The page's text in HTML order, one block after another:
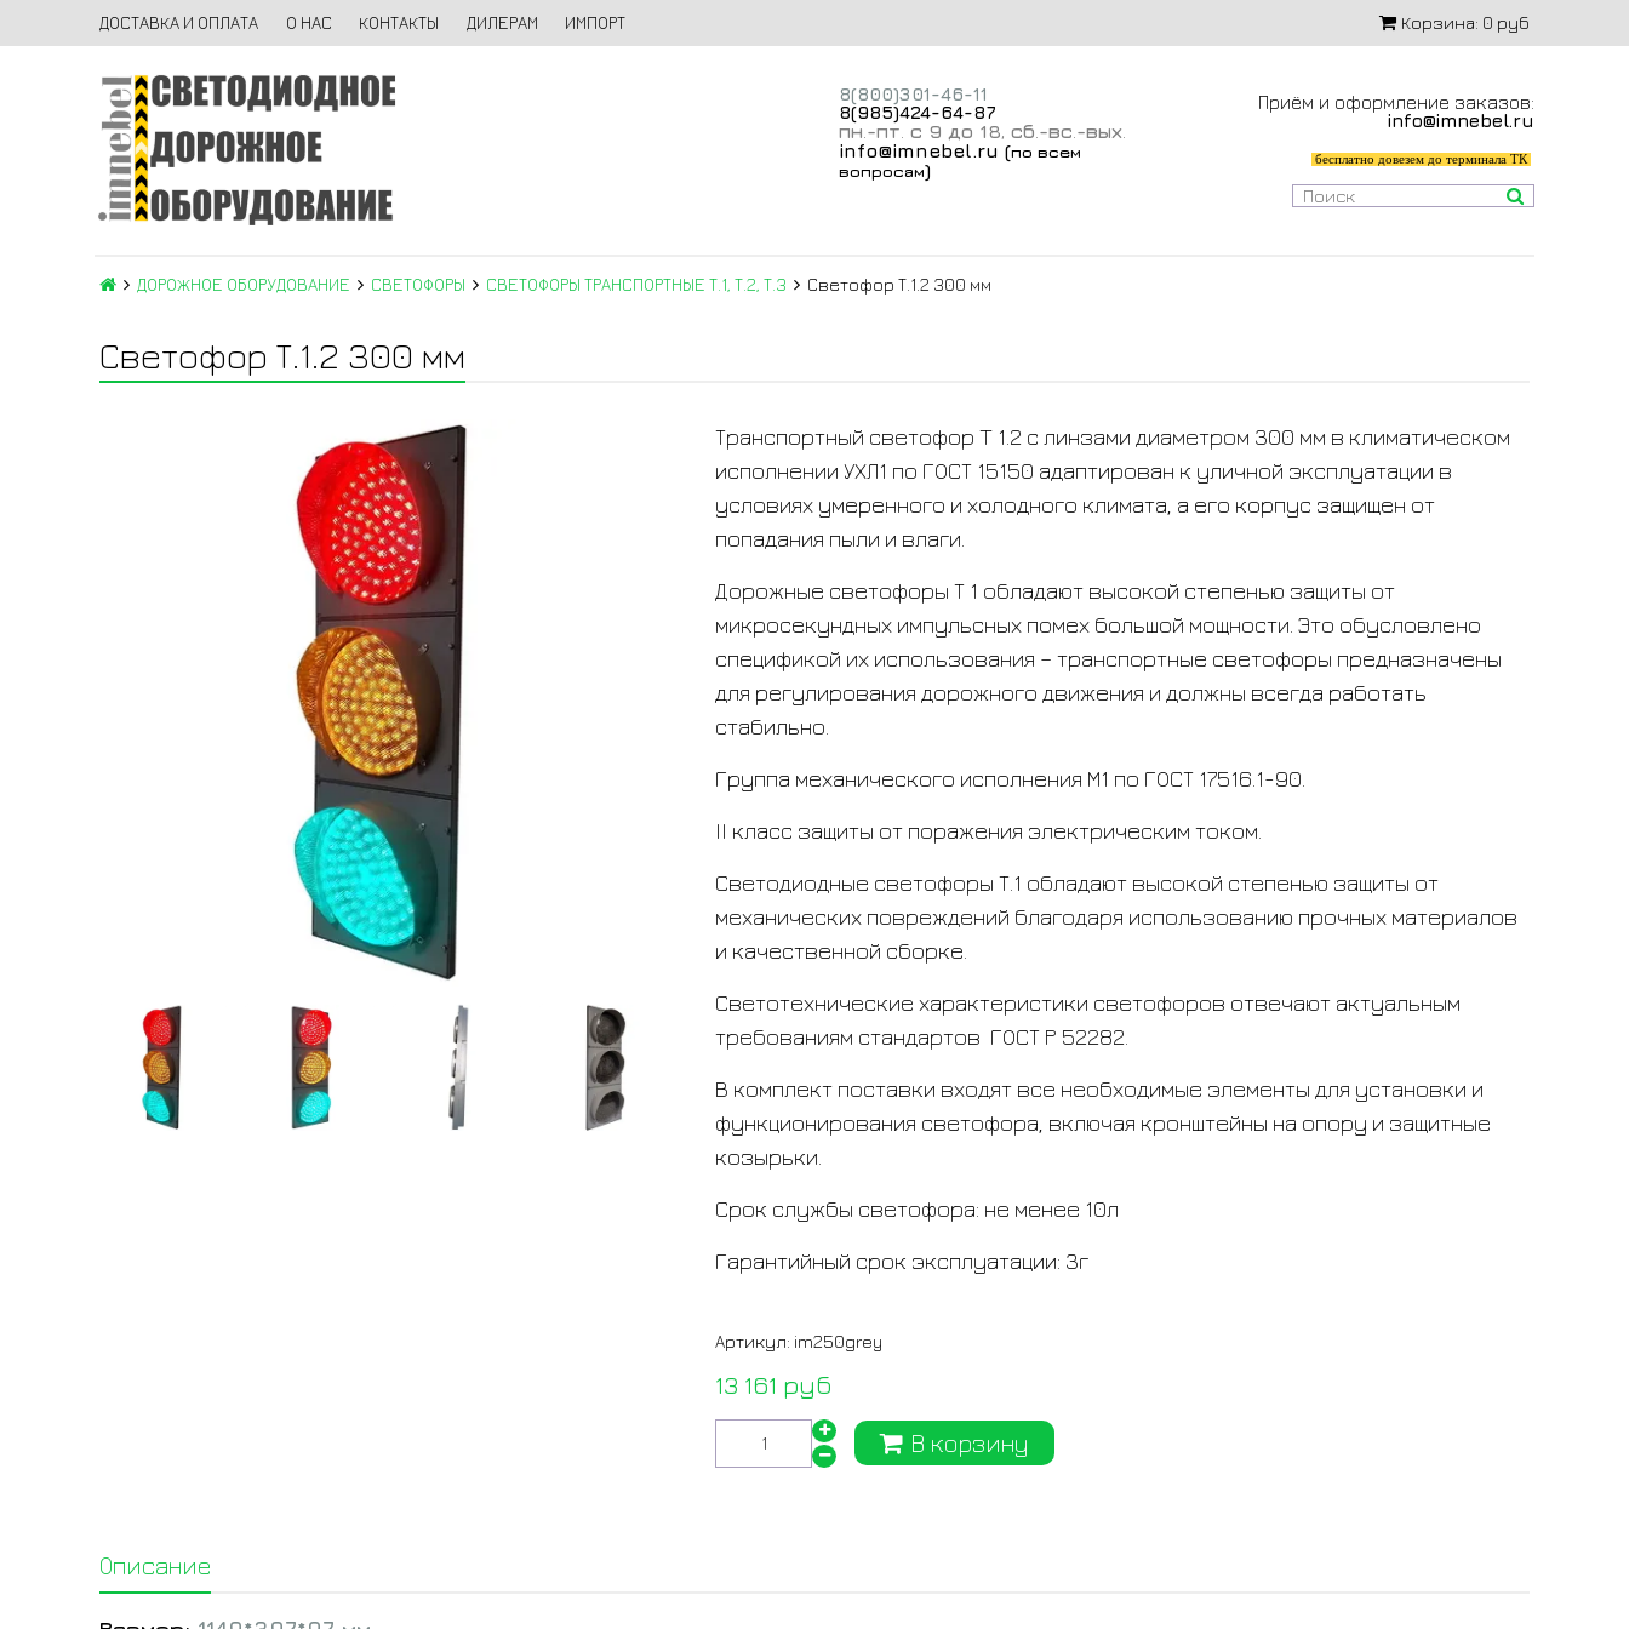
ДОСТАВКА И ОПЛАТА О НАС КОНТАКТЫ ДИЛЕРАМ ИМПОРТ Корзина: 0 руб
8(800)301-46-11
8(985)424-64-87
пн -пт с 9 до 18, сб -вс -вых
info@imnebel.ru (по всем
вопросам)
Приём и оформление заказов:
info@imnebel.ru
бесплатно довезем до терминала ТК
ДОРОЖНОЕ ОБОРУДОВАНИЕ СВЕТОФОРЫ СВЕТОФОРЫ ТРАНСПОРТНЫЕ Т.1, Т.2, Т.3 Светофор Т.1.2 300 мм
Светофор Т.1.2 300 мм
Транспортный светофор T 1.2 с линзами диаметром 300 мм в климатическом
исполнении УХЛ1 по ГОСТ 15150 адаптирован к уличной эксплуатации в
условиях умеренного и холодного климата, а его корпус защищен от
попадания пыли и влаги.
Дорожные светофоры Т 1 обладают высокой степенью защиты от
микросекундных импульсных помех большой мощности. Это обусловлено
спецификой их использования – транспортные светофоры предназначены
для регулирования дорожного движения и должны всегда работать
стабильно.
Группа механического исполнения М1 по ГОСТ 17516.1-90.
II класс защиты от поражения электрическим током.
Светодиодные светофоры Т.1 обладают высокой степенью защиты от
механических повреждений благодаря использованию прочных материалов
и качественной сборке.
Светотехнические характеристики светофоров отвечают актуальным
требованиям стандартов ГОСТ Р 52282.
В комплект поставки входят все необходимые элементы для установки и
функционирования светофора, включая кронштейны на опору и защитные
козырьки.
Срок службы светофора: не менее 10л
Гарантийный срок эксплуатации: 3г
Артикул: im250grey
13 161 руб
В корзину
Описание